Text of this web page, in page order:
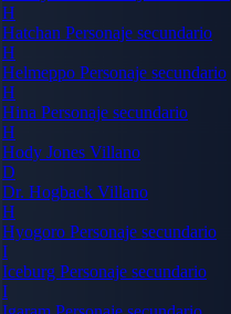
H
Hatchan Personaje secundario
H
Helmeppo Personaje secundario
H
Hina Personaje secundario
H
Hody Jones Villano
D
Dr. Hogback Villano
H
Hyogoro Personaje secundario
I
Iceburg Personaje secundario
I